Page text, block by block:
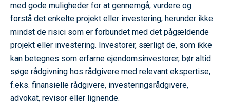
med gode muligheder for at gennemgå, vurdere og
forstå det enkelte projekt eller investering, herunder ikke
mindst de risici som er forbundet med det pågældende
projekt eller investering. Investorer, særligt de, som ikke
kan betegnes som erfarne ejendomsinvestorer, bør altid
søge rådgivning hos rådgivere med relevant ekspertise,
f.eks. finansielle rådgivere, investeringsrådgivere,
advokat, revisor eller lignende.